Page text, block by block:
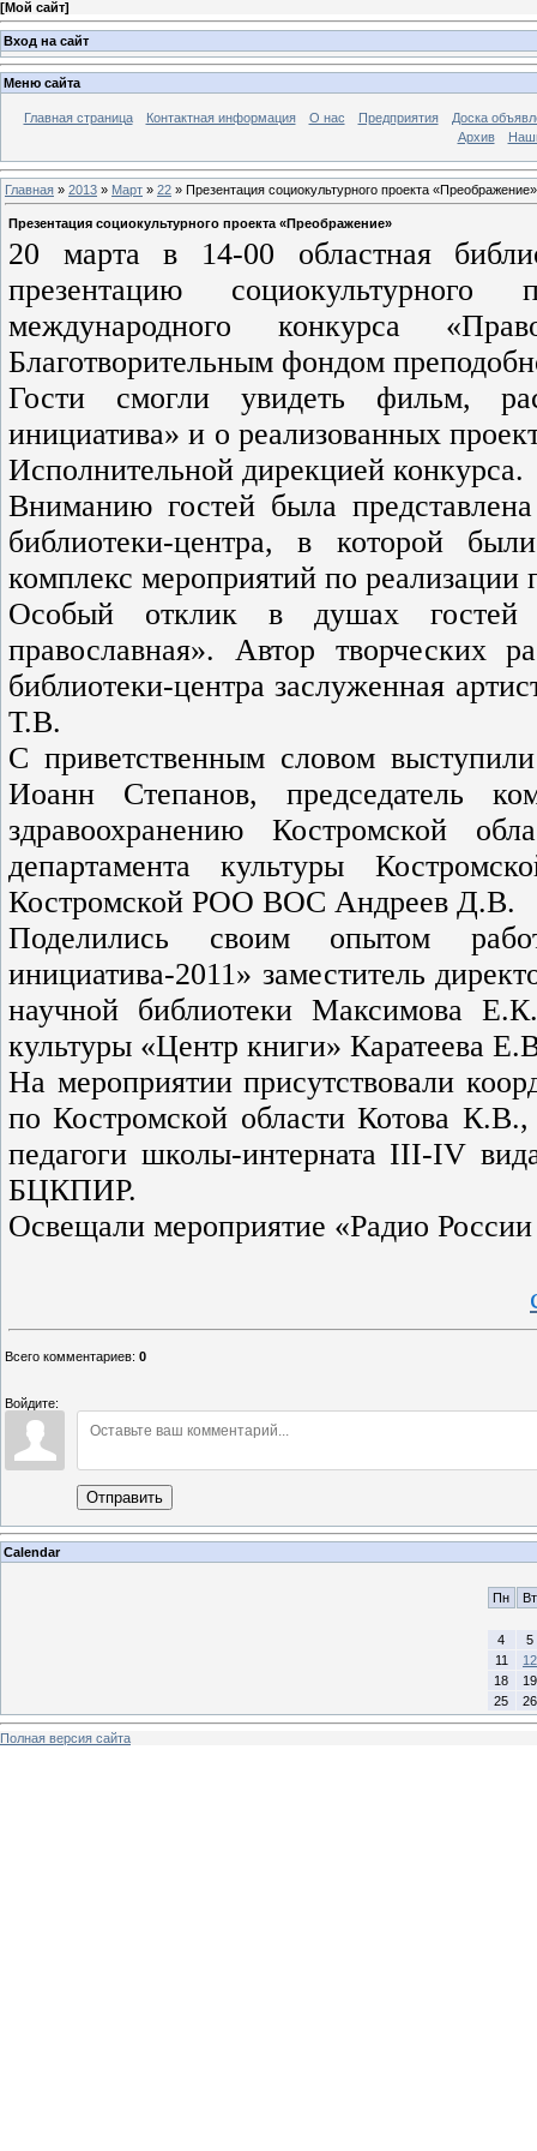
[Мой сайт]
Вход на сайт
Меню сайта
Главная страница Контактная информация О нас Предприятия
Доска
Архив
Главная » 2013 » Март » 22 » Презентация социокультурного проекта «Преображение»
Презентация социокультурного проекта «Преображение»
20 марта в 14-00 областная
презентацию
международного конкурса
Благотворительным фондом
Гости смогли увидеть фильм,
инициатива» и о реализованных
Исполнительной дирекцией конкурса.
Вниманию гостей была
библиотеки-центра, в которой
комплекс мероприятий по реализации
Особый отклик в душах гостей
православная». Автор творческих
библиотеки-центра заслуженная
Т.В.
С приветственным словом
Иоанн Степанов, председатель
здравоохранению Костромской
департамента культуры
Костромской РОО ВОС Андреев Д.В.
Поделились своим опытом
инициатива-2011» заместитель
научной библиотеки Максимова
культуры «Центр книги» Каратеева
На мероприятии присутствовали
по Костромской области Котова
педагоги школы-интерната III-IV
БЦКПИР.
Освещали мероприятие «Радио
Всего комментариев: 0
Войдите:
Отправить
Calendar
Пн Вт
4
5
11
12
18
19
25
26
Полная версия сайта